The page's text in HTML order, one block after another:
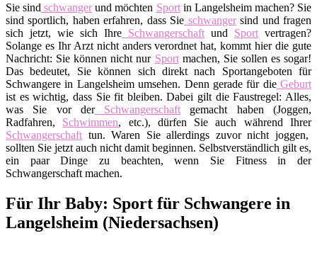
Sie sind schwangerund möchten Sportin Langelsheim machen? Sie
sind sportlich, haben erfahren, dass Sie schwangersind und fragen
sich jetzt, wie sich Ihre Schwangerschaft und Sport vertragen?
Solange es Ihr Arzt nicht anders verordnet hat, kommt hier die gute
Nachricht: Sie können nicht nur Sportmachen, Sie sollen es sogar!
Das bedeutet, Sie können sich direkt nach Sportangeboten für
Schwangere in Langelsheim umsehen. Denn gerade für dieGeburt
ist es wichtig, dass Sie fit bleiben. Dabei gilt die Faustregel: Alles,
was Sie vor derSchwangerschaft gemacht haben (Joggen,
Radfahren, Schwimmen, etc.), dürfen Sie auch während Ihrer
Schwangerschaft tun. Waren Sie allerdings zuvor nicht joggen,
sollten Sie jetzt auch nicht damit beginnen. Selbstverständlich gilt es,
ein paar Dinge zu beachten, wenn Sie Fitness in der
Schwangerschaft machen.
Für Ihr Baby: Sport für Schwangere in
Langelsheim (Niedersachsen)